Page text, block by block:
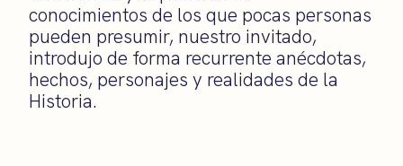
conocimientos de los que pocas personas
pueden presumir, nuestro invitado,
introdujo de forma recurrente anécdotas,
hechos, personajes y realidades de la
Historia.